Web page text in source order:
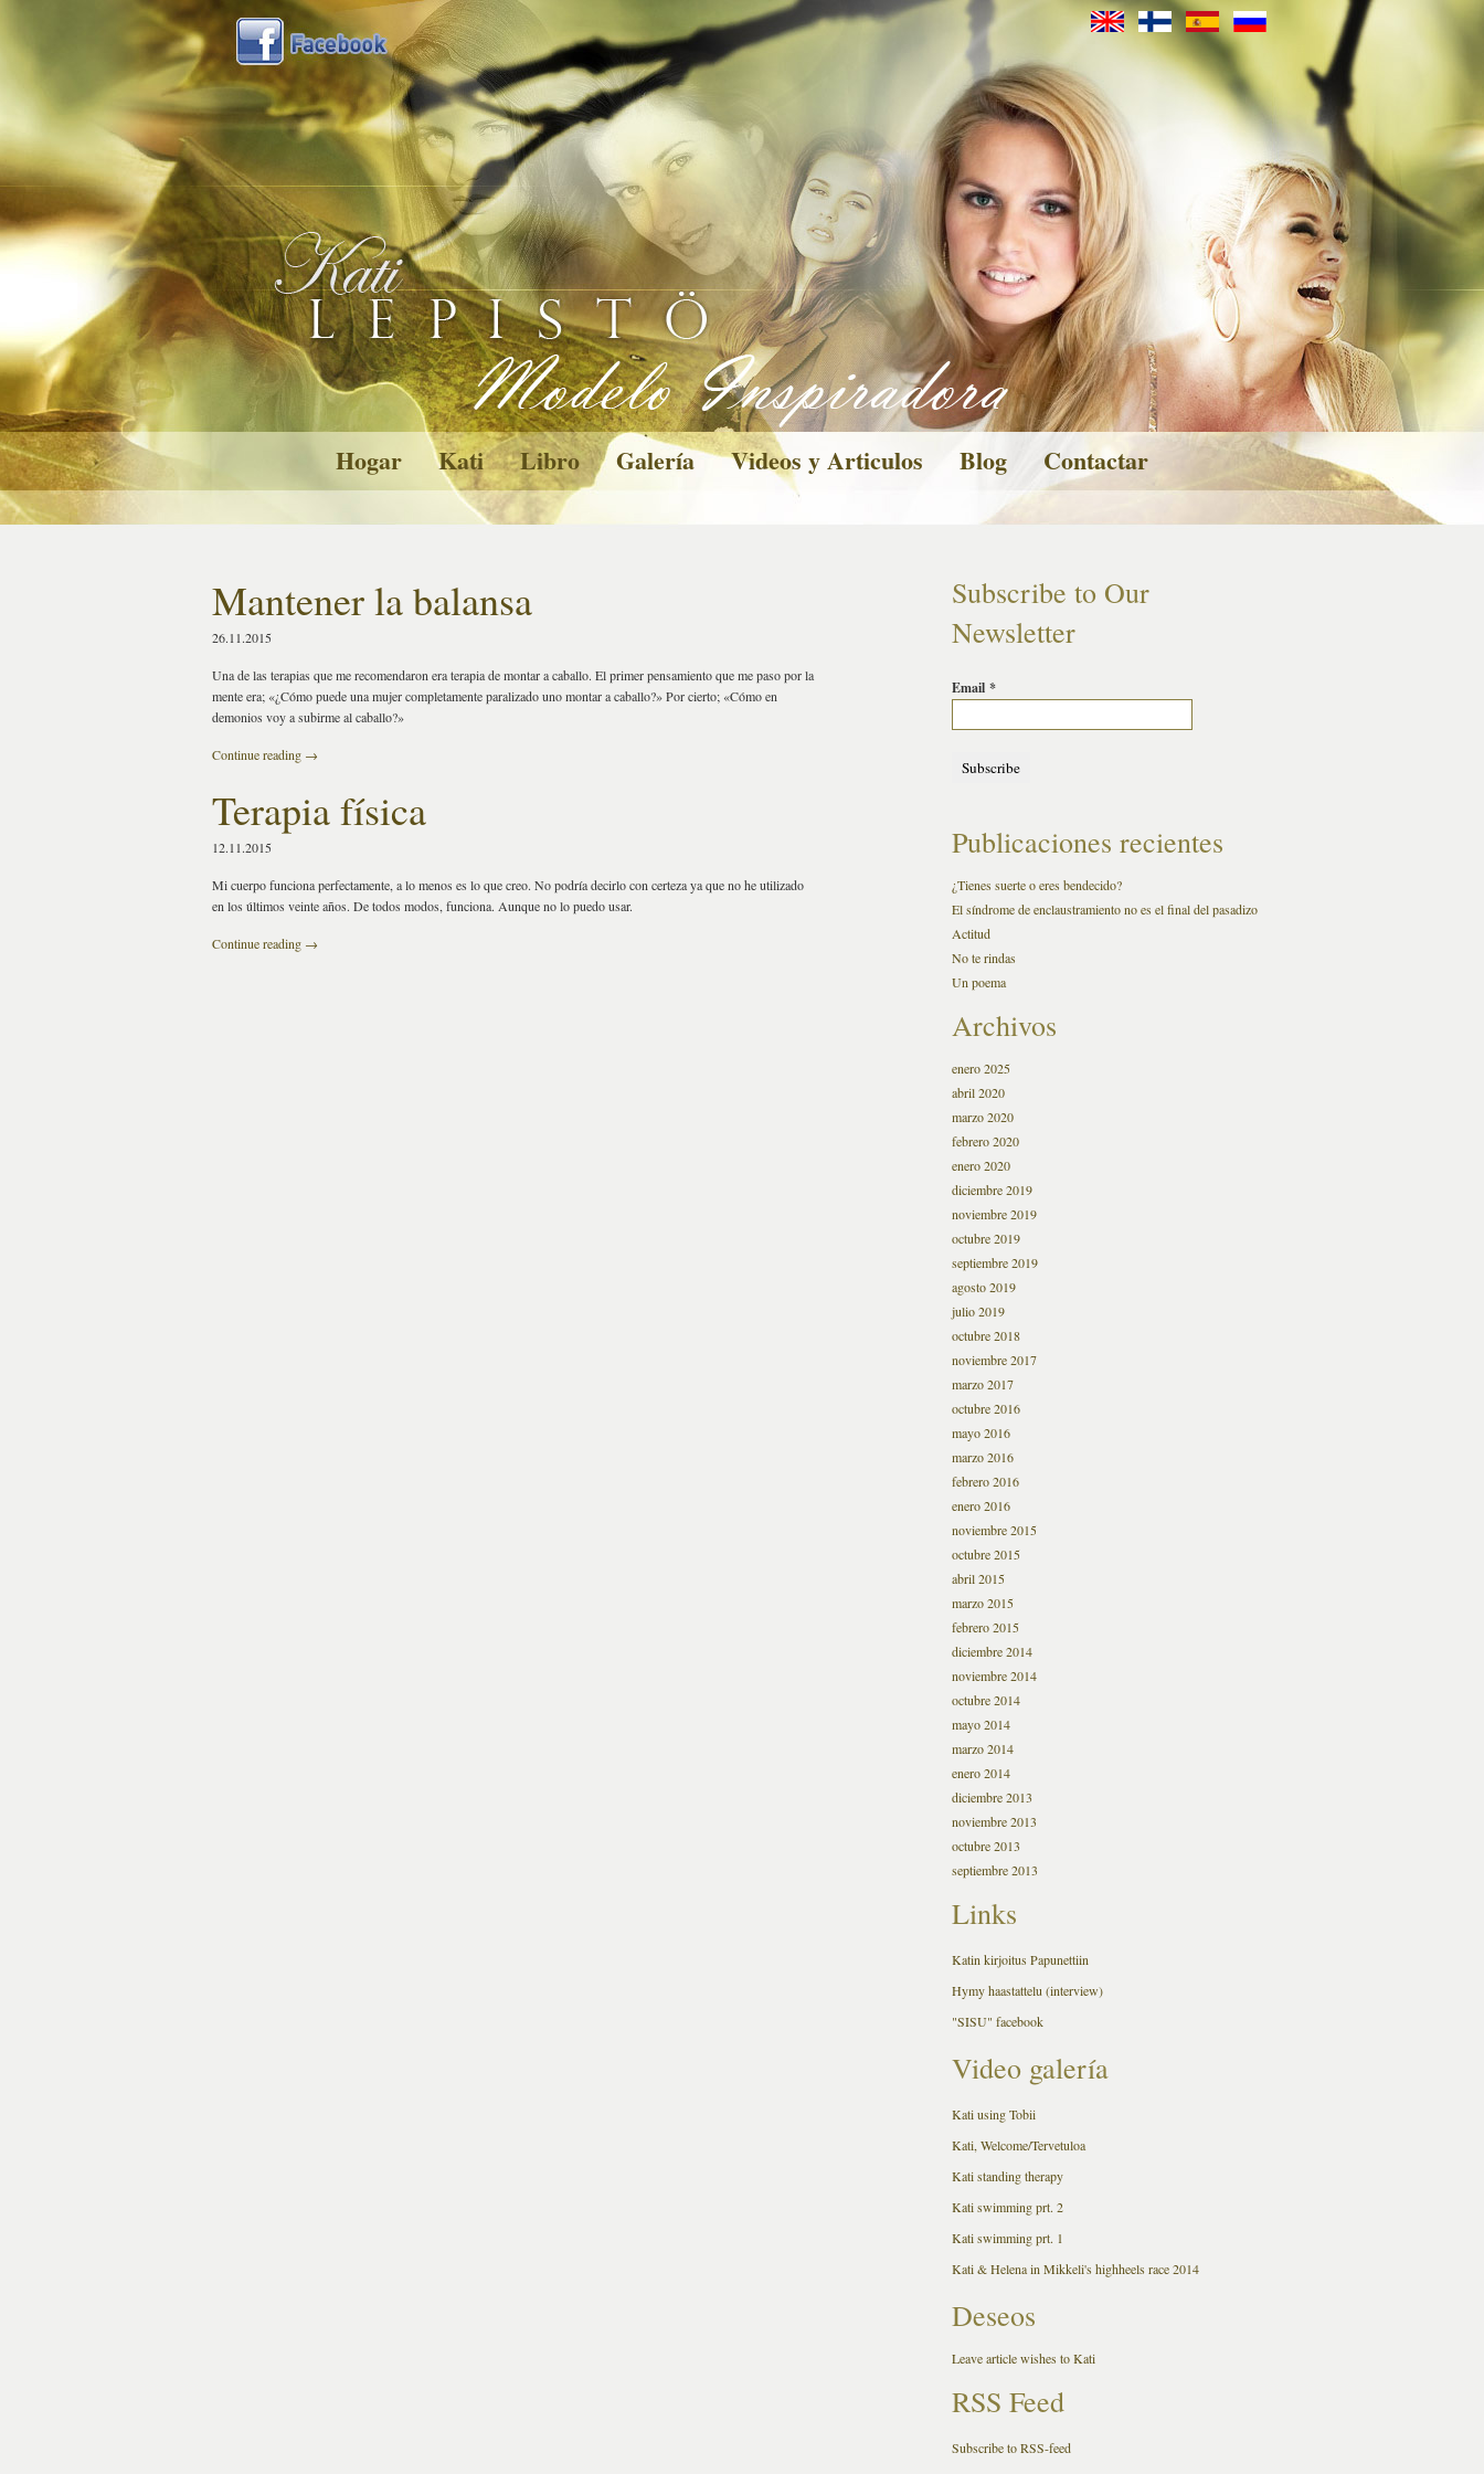
Hogar Kati Libro Galería Videos y Articulos Blog Contactar
Mantener la balansa
26.11.2015
Una de las terapias que me recomendaron era terapia de montar a caballo. El primer pensamiento que me paso por la
mente era; «¿Cómo puede una mujer completamente paralizado uno montar a caballo?» Por cierto; «Cómo en
demonios voy a subirme al caballo?»
Continue reading →
Terapia física
12.11.2015
Mi cuerpo funciona perfectamente, a lo menos es lo que creo. No podría decirlo con certeza ya que no he utilizado
en los últimos veinte años. De todos modos, funciona. Aunque no lo puedo usar.
Continue reading →
Subscribe to Our
Newsletter
Email *
Publicaciones recientes
¿Tienes suerte o eres bendecido?
El síndrome de enclaustramiento no es el final del pasadizo
Actitud
No te rindas
Un poema
Archivos
enero 2025
abril 2020
marzo 2020
febrero 2020
enero 2020
diciembre 2019
noviembre 2019
octubre 2019
septiembre 2019
agosto 2019
julio 2019
octubre 2018
noviembre 2017
marzo 2017
octubre 2016
mayo 2016
marzo 2016
febrero 2016
enero 2016
noviembre 2015
octubre 2015
abril 2015
marzo 2015
febrero 2015
diciembre 2014
noviembre 2014
octubre 2014
mayo 2014
marzo 2014
enero 2014
diciembre 2013
noviembre 2013
octubre 2013
septiembre 2013
Links
Katin kirjoitus Papunettiin
Hymy haastattelu (interview)
"SISU" facebook
Video galería
Kati using Tobii
Kati, Welcome/Tervetuloa
Kati standing therapy
Kati swimming prt. 2
Kati swimming prt. 1
Kati & Helena in Mikkeli's highheels race 2014
Deseos
Leave article wishes to Kati
RSS Feed
Subscribe to RSS-feed